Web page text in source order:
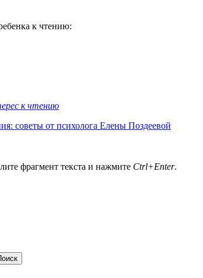
к чтению:
к чтению
советы от психолога Елены Поздеевой
фрагмент текста и нажмите Ctrl+Enter.